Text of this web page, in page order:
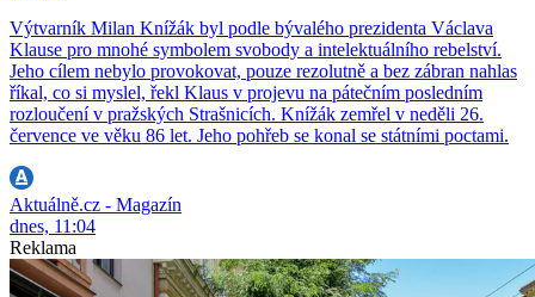
Výtvarník Milan Knížák byl podle bývalého prezidenta Václava
Klause pro mnohé symbolem svobody a intelektuálního rebelství.
Jeho cílem nebylo provokovat, pouze rezolutně a bez zábran nahlas
říkal, co si myslel, řekl Klaus v projevu na pátečním posledním
rozloučení v pražských Strašnicích. Knížák zemřel v neděli 26.
července ve věku 86 let. Jeho pohřeb se konal se státními poctami.
Aktuálně.cz - Magazín
dnes, 11:04
Reklama